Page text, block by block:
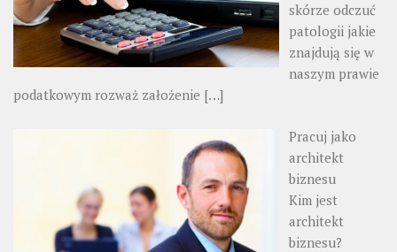
skórze odczuć
patologii jakie
znajdują się w
naszym prawie
podatkowym rozważ założenie […]
Pracuj jako
architekt
biznesu
Kim jest
architekt
biznesu?